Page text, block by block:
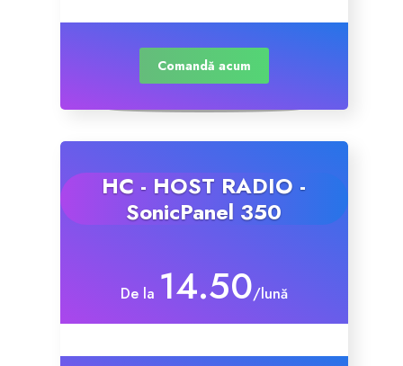
Servere Metin2
Licente WHMCS
Licente cPanel WHM / WHMSonic
Comandă acum
HC - HOST RADIO -
SonicPanel 350
De la 14.50/lună